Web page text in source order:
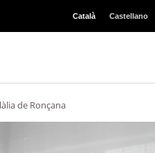
Català Castellano
de Ronçana